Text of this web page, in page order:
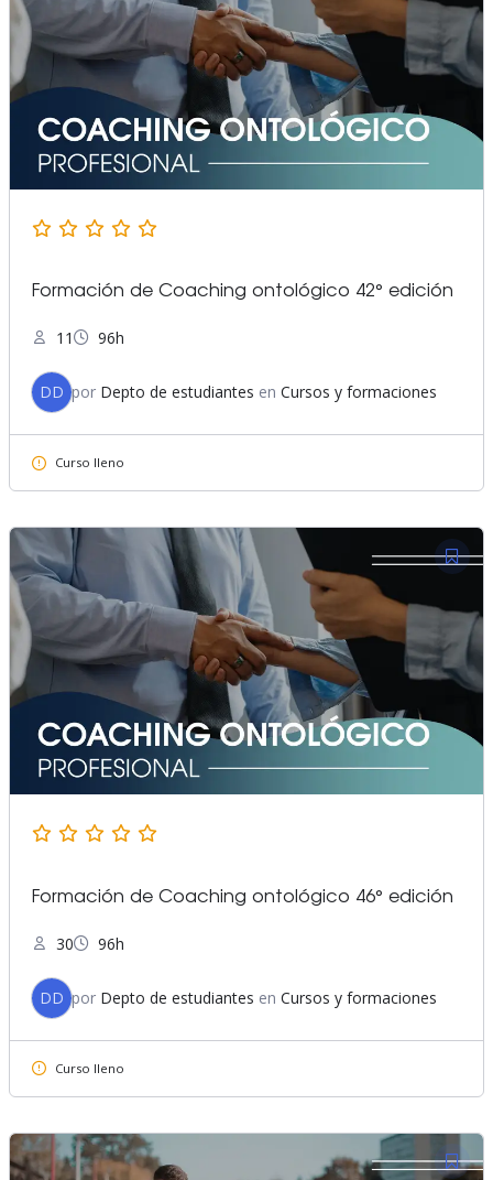
Formación de Coaching ontológico 42° edición
11 96h
DD por Depto de estudiantes enCursos y formaciones
Curso lleno
Formación de Coaching ontológico 46° edición
30 96h
DD por Depto de estudiantes enCursos y formaciones
Curso lleno